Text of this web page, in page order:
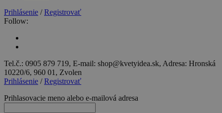
Prihlásenie /Registrovať
Follow:
Tel.č.: 0905 879 719, E-mail: shop@kvetyidea.sk, Adresa: Hronská
10220/6, 960 01, Zvolen
Prihlásenie /Registrovať
Prihlasovacie meno alebo e-mailová adresa